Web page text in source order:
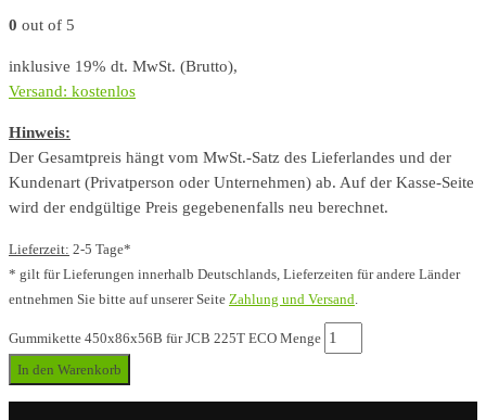
0 out of 5
inklusive 19% dt. MwSt. (Brutto),
Versand: kostenlos
Hinweis:
Der Gesamtpreis hängt vom MwSt.-Satz des Lieferlandes und der
Kundenart (Privatperson oder Unternehmen) ab. Auf der Kasse-Seite
wird der endgültige Preis gegebenenfalls neu berechnet.
Lieferzeit: 2-5 Tage*
* gilt für Lieferungen innerhalb Deutschlands, Lieferzeiten für andere Länder
entnehmen Sie bitte auf unserer Seite Zahlung und Versand
Gummikette 450x86x56B für JCB 225T ECO Menge
In den Warenkorb